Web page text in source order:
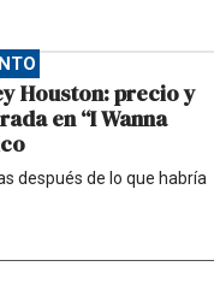
Houston: precio y
en “I Wanna
después de lo que habría